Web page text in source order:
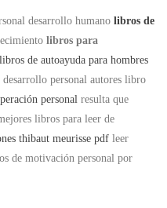
desarrollo humano libros de
libros para
libros de autoayuda para hombres
personal autores libro
personal resulta que
libros para leer de
thibaut meurisse pdf leer
de motivación personal por